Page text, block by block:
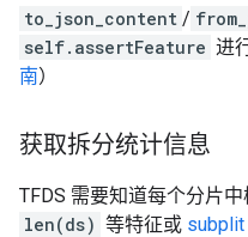
to_json_content /
self.assertFeature 进
南）
获取拆分统计信息
TFDS 需要知道每个分片
len(ds) 等特征或 subplit